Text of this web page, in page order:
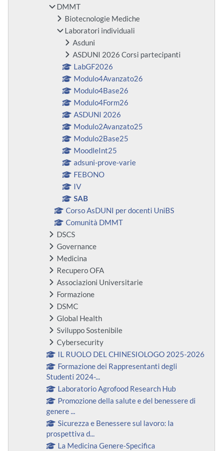
DMMT
Biotecnologie Mediche
Laboratori individuali
Asduni
ASDUNI 2026 Corsi partecipanti
LabGF2026
Modulo4Avanzato26
Modulo4Base26
Modulo4Form26
ASDUNI 2026
Modulo2Avanzato25
Modulo2Base25
MoodleInt25
adsuni-prove-varie
FEBONO
IV
SAB
Corso AsDUNI per docenti UniBS
Comunità DMMT
DSCS
Governance
Medicina
Recupero OFA
Associazioni Universitarie
Formazione
DSMC
Global Health
Sviluppo Sostenibile
Cybersecurity
IL RUOLO DEL CHINESIOLOGO 2025-2026
Formazione dei Rappresentanti degli
Studenti 2024-...
Laboratorio Agrofood Research Hub
Promozione della salute e del benessere di
genere ...
Sicurezza e Benessere sul lavoro: la
prospettiva d...
La Medicina Genere-Specifica